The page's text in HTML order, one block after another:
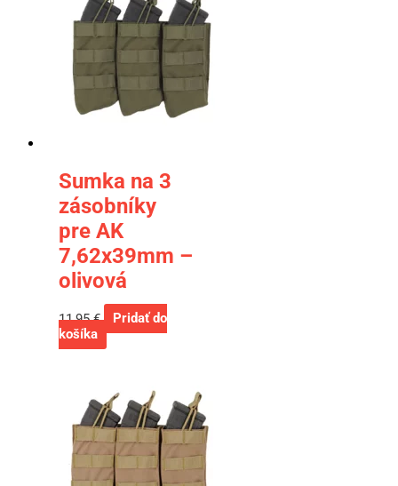
Sumka na 3
zásobníky
pre AK
7,62x39mm –
olivová
11,95€
Pridať do
košíka